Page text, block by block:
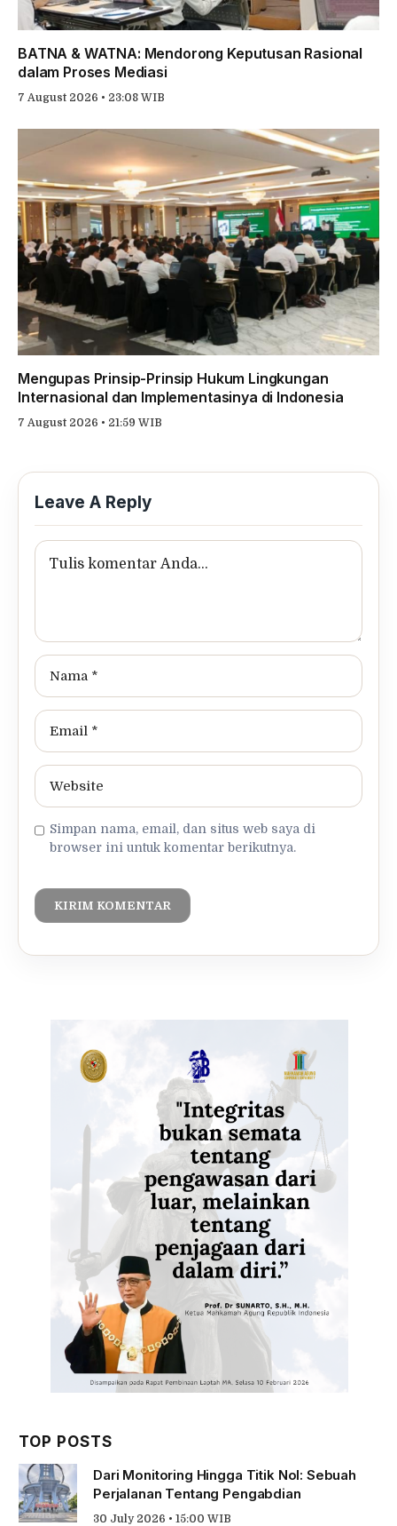
BATNA & WATNA: Mendorong Keputusan Rasional
dalam Proses Mediasi
7 August 2026 • 23:08 WIB
Mengupas Prinsip-Prinsip Hukum Lingkungan
Internasional dan Implementasinya di Indonesia
7 August 2026 • 21:59 WIB
Leave A Reply
Simpan nama, email, dan situs web saya di
browser ini untuk komentar berikutnya.
TOP POSTS
Dari Monitoring Hingga Titik Nol: Sebuah
Perjalanan Tentang Pengabdian
30 July 2026 • 15:00 WIB